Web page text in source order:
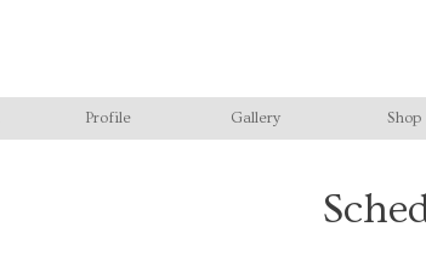
Profile Gallery Shop